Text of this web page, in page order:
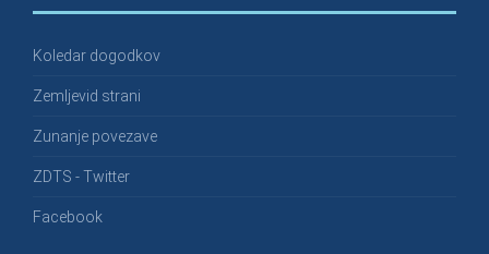
Koledar dogodkov
Zemljevid strani
Zunanje povezave
ZDTS - Twitter
Facebook